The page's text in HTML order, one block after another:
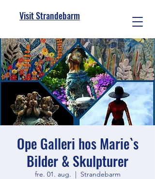
Visit Strandebarm
Ope Galleri hos Marie`s
Bilder & Skulpturer
fre. 01. aug.
  |
Strandebarm